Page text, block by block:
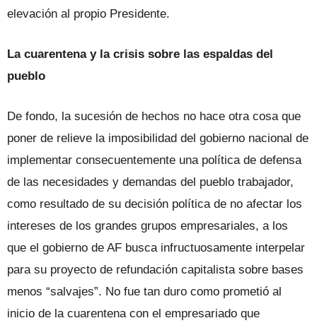
elevación al propio Presidente.
La cuarentena y la crisis sobre las espaldas del
pueblo
De fondo, la sucesión de hechos no hace otra cosa que
poner de relieve la imposibilidad del gobierno nacional de
implementar consecuentemente una política de defensa
de las necesidades y demandas del pueblo trabajador,
como resultado de su decisión política de no afectar los
intereses de los grandes grupos empresariales, a los
que el gobierno de AF busca infructuosamente interpelar
para su proyecto de refundación capitalista sobre bases
menos “salvajes”. No fue tan duro como prometió al
inicio de la cuarentena con el empresariado que